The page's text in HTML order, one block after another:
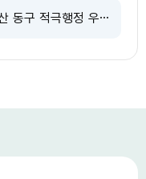
2026년 상반기 울산 동구 적극행정 우수사례 온라인투표